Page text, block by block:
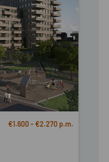
€1.600 - €2.270